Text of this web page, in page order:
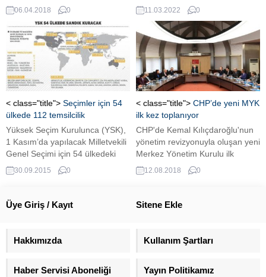
Türkiye’ye S-400 füzeleri
sevkıyatını gerçekleştirecek
“Rosoboronexport” dâhil 38
şirket ve işinsanını kapsayan
yeni yaptırım listesini açıkladı.
Rusya Dışişleri Bakanlığı’ndan
ise bu açıklamaya çok sert tepki
geldi.
06.04.2018 0
ne kadar süreceğinin Rusya
Devlet Başkanı Vladimir Putin’e
bağlı olduğunu belirterek,
Putin’in şiddeti durdurması ve
barışçıl bir müzakerenin
başlamasına izin vermesi
gerektiğini söyledi. ...
11.03.2022 0
< class="title"> Seçimler için 54
ülkede 112 temsilcilik
Yüksek Seçim Kurulunca (YSK),
1 Kasım’da yapılacak Milletvekili
Genel Seçimi için 54 ülkedeki
112 temsilcilikte sandık
kurulacak.
30.09.2015 0
< class="title"> CHP’de yeni MYK
ilk kez toplanıyor
CHP'de Kemal Kılıçdaroğlu'nun
yönetim revizyonuyla oluşan yeni
Merkez Yönetim Kurulu ilk
toplantısını yarın yapacak.Yeni
Parti Sözcüsü ve Ekonomiden
Yardımcısı Faik Öztrak'ın
12.08.2018 0
Üye Giriş / Kayıt Sitene Ekle
Hakkımızda Kullanım Şartları
Haber Servisi Aboneliği Yayın Politikamız